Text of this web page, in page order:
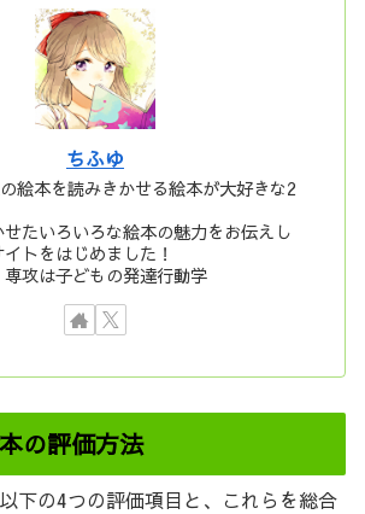
ちふゆ
絵本を読みきかせる絵本が大好きな2
たいろいろな絵本の魅力をお伝えし
トをはじめました！
攻は子どもの発達行動学
の評価方法
下の4つの評価項目と、これらを総合